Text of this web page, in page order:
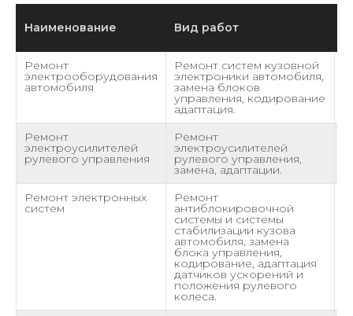
Наименование Вид работ
Ремонт
электрооборудования
автомобиля
Ремонт систем кузовной
электроники автомобиля,
замена блоков
управления, кодирование
адаптация.
Ремонт
электроусилителей
рулевого управления
Ремонт
электроусилителей
рулевого управления,
замена, адаптации.
Ремонт электронных
систем
Ремонт
антиблокировочной
системы и системы
стабилизации кузова
автомобиля, замена
блока управления,
кодирование, адаптация
датчиков ускорений и
положения рулевого
колеса.